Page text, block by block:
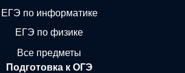
ЕГЭ по информатике
ЕГЭ по физике
Все предметы
Подготовка к ОГЭ